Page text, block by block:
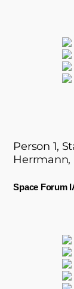
Person 1,
Herrmann,
Space Forum